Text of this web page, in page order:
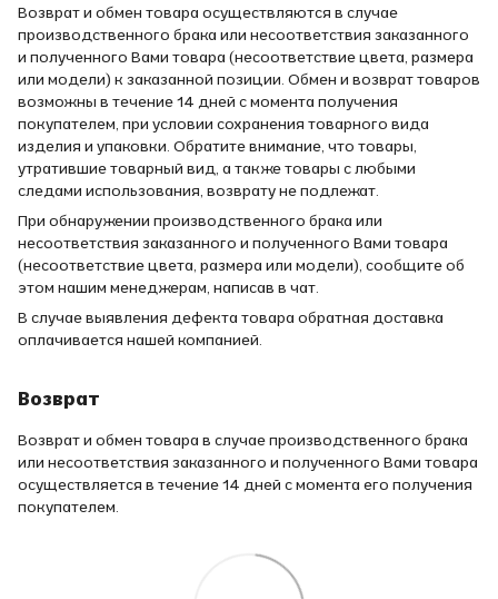
Возврат и обмен товара осуществляются в случае
производственного брака или несоответствия заказанного
и полученного Вами товара (несоответствие цвета, размера
или модели) к заказанной позиции. Обмен и возврат товаров
возможны в течение 14 дней с момента получения
покупателем, при условии сохранения товарного вида
изделия и упаковки. Обратите внимание, что товары,
утратившие товарный вид, а также товары с любыми
следами использования, возврату не подлежат.
При обнаружении производственного брака или
несоответствия заказанного и полученного Вами товара
(несоответствие цвета, размера или модели), сообщите об
этом нашим менеджерам, написав в чат.
В случае выявления дефекта товара обратная доставка
оплачивается нашей компанией.
Возврат
Возврат и обмен товара в случае производственного брака
или несоответствия заказанного и полученного Вами товара
осуществляется в течение 14 дней с момента его получения
покупателем.